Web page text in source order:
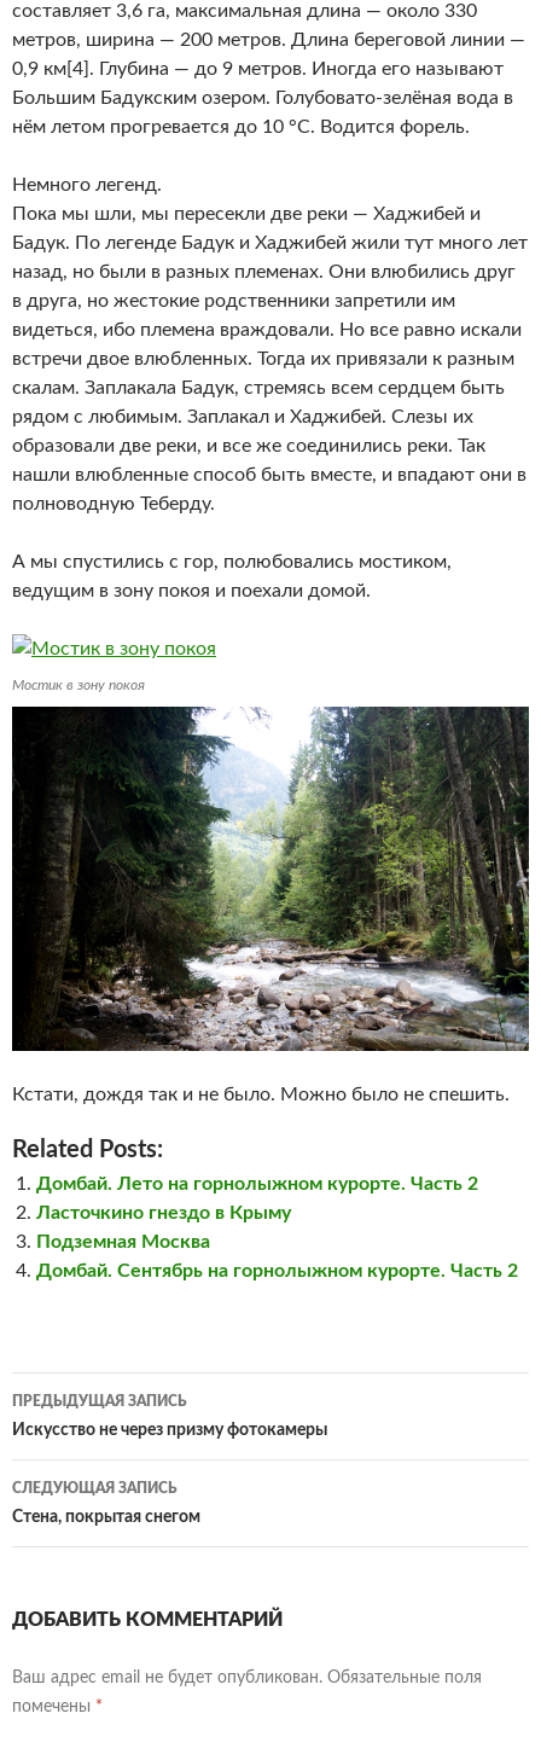
составляет 3,6 га, максимальная длина — около 330
метров, ширина — 200 метров. Длина береговой линии —
0,9 км[4]. Глубина — до 9 метров. Иногда его называют
Большим Бадукским озером. Голубовато-зелёная вода в
нём летом прогревается до 10 °C. Водится форель.
Немного легенд.
Пока мы шли, мы пересекли две реки — Хаджибей и
Бадук. По легенде Бадук и Хаджибей жили тут много лет
назад, но были в разных племенах. Они влюбились друг
в друга, но жестокие родственники запретили им
видеться, ибо племена враждовали. Но все равно искали
встречи двое влюбленных. Тогда их привязали к разным
скалам. Заплакала Бадук, стремясь всем сердцем быть
рядом с любимым. Заплакал и Хаджибей. Слезы их
образовали две реки, и все же соединились реки. Так
нашли влюбленные способ быть вместе, и впадают они в
полноводную Теберду.
А мы спустились с гор, полюбовались мостиком,
ведущим в зону покоя и поехали домой.
Мостик в зону покоя
Кстати, дождя так и не было. Можно было не спешить.
Related Posts:
Домбай. Лето на горнолыжном курорте. Часть 2
Ласточкино гнездо в Крыму
Подземная Москва
Домбай. Сентябрь на горнолыжном курорте. Часть 2
Навигация
по
записям
ПРЕДЫДУЩАЯ ЗАПИСЬ
Искусство не через призму фотокамеры
СЛЕДУЮЩАЯ ЗАПИСЬ
Стена, покрытая снегом
ДОБАВИТЬ КОММЕНТАРИЙ
Ваш адрес email не будет опубликован. Обязательные поля
помечены *